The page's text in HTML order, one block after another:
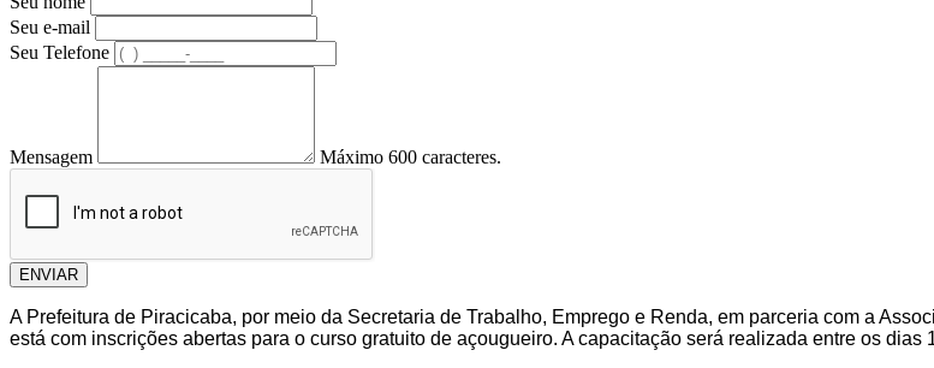
Seu e-mail
Seu Telefone
Mensagem Máximo 600 caracteres.
ENVIAR
A Prefeitura de Piracicaba, por meio da Secretaria de Trabalho, Emprego e Renda, em parceria com a
está com inscrições abertas para o curso gratuito de açougueiro. A capacitação será realizada entre os